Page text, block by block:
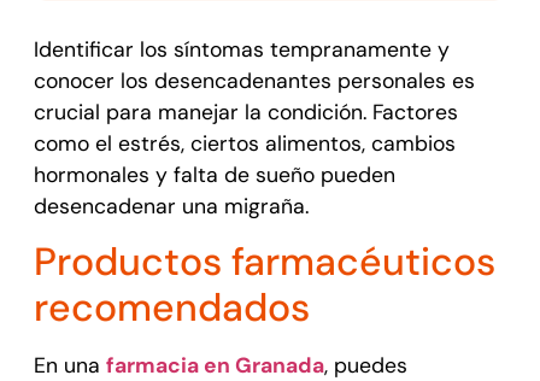
Identificar los síntomas tempranamente y
conocer los desencadenantes personales es
crucial para manejar la condición. Factores
como el estrés, ciertos alimentos, cambios
hormonales y falta de sueño pueden
desencadenar una migraña.
Productos farmacéuticos
recomendados
En una farmacia en Granada, puedes